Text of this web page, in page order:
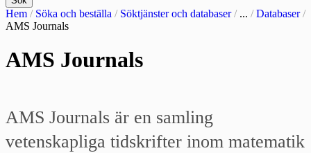
Hem / Söka och beställa / Söktjänster och databaser / ... /Databaser /
AMS Journals
AMS Journals
AMS Journals är en samling
vetenskapliga tidskrifter inom matematik